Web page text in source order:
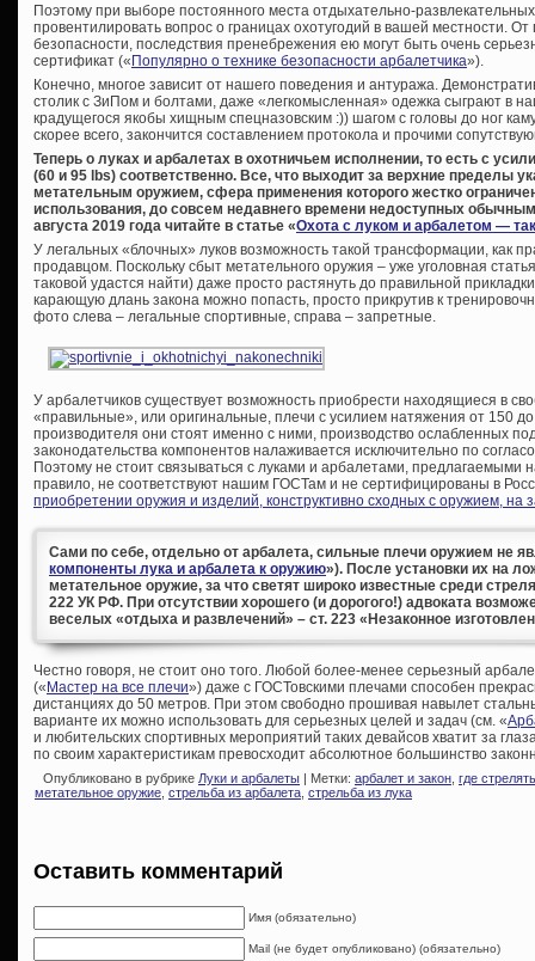
Поэтому при выборе постоянного места отдыхательно-
провентилировать вопрос о границах охотугодий в вашей местности.
безопасности, последствия пренебрежения ею могут быть очень
сертификат («Популярно о технике безопасности арбалетчика»).
Конечно, многое зависит от нашего поведения и антуража.
столик с ЗиПом и болтами, даже «легкомысленная» одежка сыграют в
крадущегося якобы хищным спецназовским :)) шагом с головы до ног
скорее всего, закончится составлением протокола и прочими
Теперь о луках и арбалетах в охотничьем исполнении, то есть с
(60 и 95 lbs) соответственно. Все, что выходит за верхние пределы
метательным оружием, сфера применения которого жестко
использования, до совсем недавнего времени недоступных
августа 2019 года читайте в статье «Охота с луком и арбалетом —
У легальных «блочных» луков возможность такой трансформации, как
продавцом. Поскольку сбыт метательного оружия – уже уголовная
таковой удастся найти) даже просто растянуть до правильной
карающую длань закона можно попасть, просто прикрутив к
фото слева – легальные спортивные, справа – запретные.
У арбалетчиков существует возможность приобрести находящиеся в
«правильные», или оригинальные, плечи с усилием натяжения от 150
производителя они стоят именно с ними, производство ослабленных
законодательства компонентов налаживается исключительно по
Поэтому не стоит связываться с луками и арбалетами, предлагаемыми
правило, не соответствуют нашим ГОСТам и не сертифицированы в
приобретении оружия и изделий, конструктивно сходных с оружием, на
Сами по себе, отдельно от арбалета, сильные плечи оружием не
компоненты лука и арбалета к оружию»). После установки их на
метательное оружие, за что светят широко известные среди
222 УК РФ. При отсутствии хорошего (и дорогого!) адвоката
веселых «отдыха и развлечений» – ст. 223 «Незаконное
Честно говоря, не стоит оно того. Любой более-менее серьезный
(«Мастер на все плечи») даже с ГОСТовскими плечами способен
дистанциях до 50 метров. При этом свободно прошивая навылет
варианте их можно использовать для серьезных целей и задач (см. «
и любительских спортивных мероприятий таких девайсов хватит за
по своим характеристикам превосходит абсолютное большинство
Опубликовано в рубрике Луки и арбалеты | Метки: арбалет и закон где
метательное оружие стрельба из арбалета стрельба из лука
Оставить комментарий
Имя (обязательно)
Mail (не будет опубликовано) (обязательно)